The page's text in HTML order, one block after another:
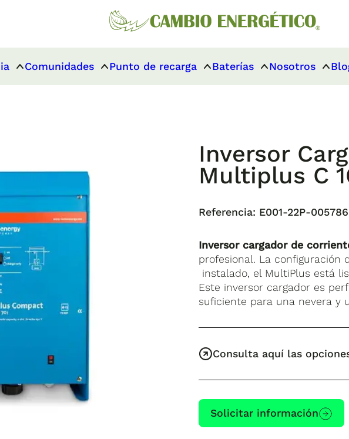
Comunidades Punto de recarga Baterías Nosotros
Inversor
Multiplus C
Referencia: E001-22P-005786
Inversor cargador de
profesional. La configuración
instalado, el MultiPlus está
Este inversor cargador es
suficiente para una nevera y
Consulta aquí las
Solicitar información